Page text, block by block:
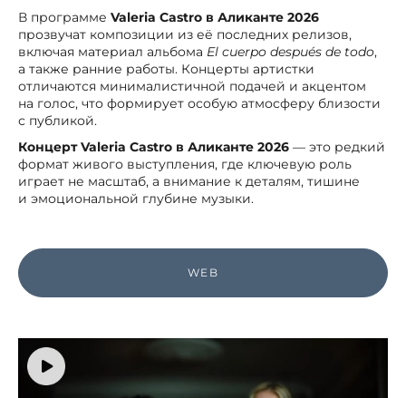
В программе Valeria Castro в Аликанте 2026
прозвучат композиции из её последних релизов,
включая материал альбома El cuerpo después de todo,
а также ранние работы. Концерты артистки
отличаются минималистичной подачей и акцентом
на голос, что формирует особую атмосферу близости
с публикой.
Концерт Valeria Castro в Аликанте 2026 — это редкий
формат живого выступления, где ключевую роль
играет не масштаб, а внимание к деталям, тишине
и эмоциональной глубине музыки.
WEB